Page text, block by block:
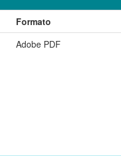
Formato
Adobe PDF